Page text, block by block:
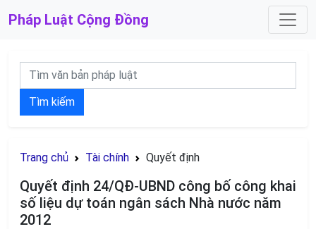
Pháp Luật Cộng Đồng
Tìm kiếm
Trang chủ Tài chính Quyết định
Quyết định 24/QĐ-UBND công bố công khai
số liệu dự toán ngân sách Nhà nước năm
2012